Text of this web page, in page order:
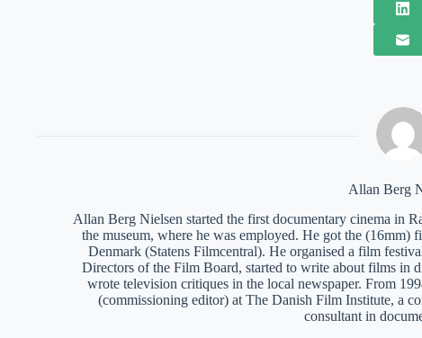
Allan Berg
Allan Berg Nielsen started the first documentary cinema in
the museum, where he was employed. He got the
Denmark (Statens Filmcentral). He organised a film
Directors of the Film Board, started to write about films in
wrote television critiques in the local newspaper. From
(commissioning editor) at The Danish Film Institute, a
consultant in